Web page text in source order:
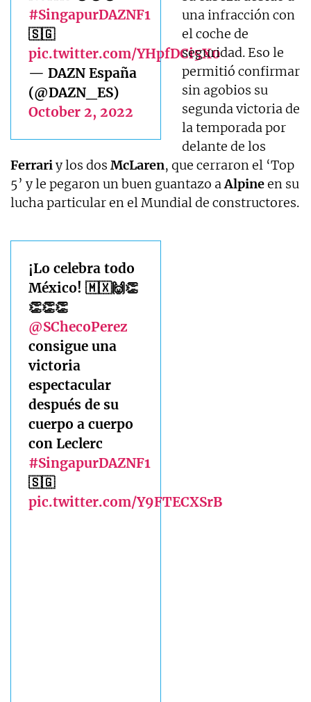
#SingapurDAZNF1
🇸🇬
pic.twitter.com/YHpfDCi5X0
— DAZN España
(@DAZN_ES)
October 2, 2022
una infracción con
el coche de
seguridad. Eso le
permitió confirmar
sin agobios su
segunda victoria de
la temporada por
delante de los
Ferrariy los dos McLaren, que cerraron el ‘Top
5’ y le pegaron un buen guantazo aAlpineen su
lucha particular en el Mundial de constructores.
¡Lo celebra todo
México! 🇲🇽🙌👏
👏👏👏
@SChecoPerez
consigue una
victoria
espectacular
después de su
cuerpo a cuerpo
con Leclerc
#SingapurDAZNF1
🇸🇬
pic.twitter.com/Y9FTECXSrB